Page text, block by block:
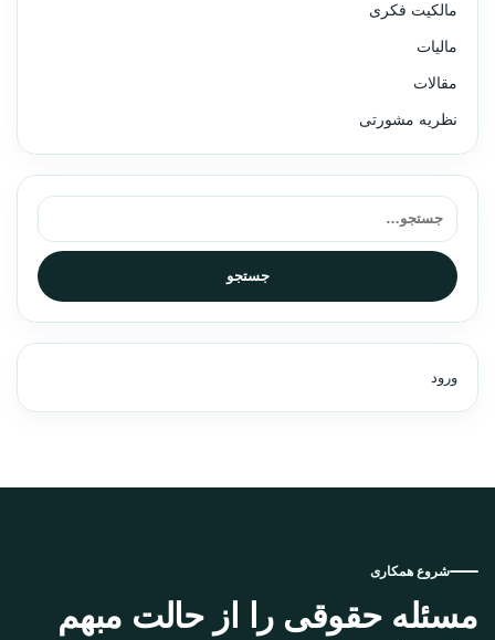
مالکیت فکری
مالیات
مقالات
نظریه مشورتی
جستجو برای:
جستجو
ورود
شروع همکاری
مسئله حقوقی را از حالت مبهم